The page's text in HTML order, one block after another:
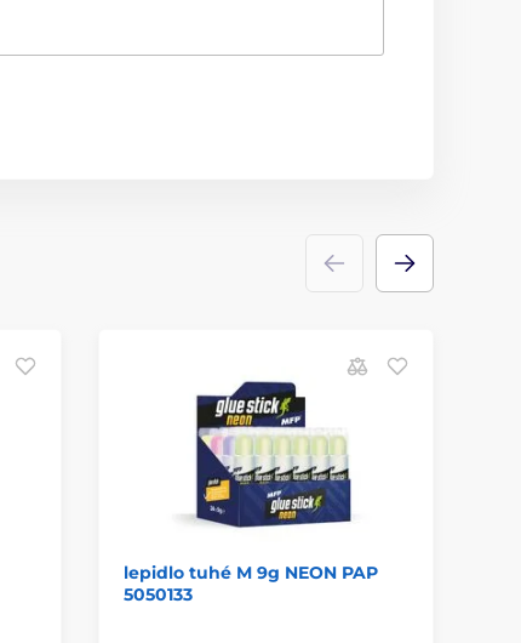
lepidlo tuhé M 9g NEON PAP
5050133